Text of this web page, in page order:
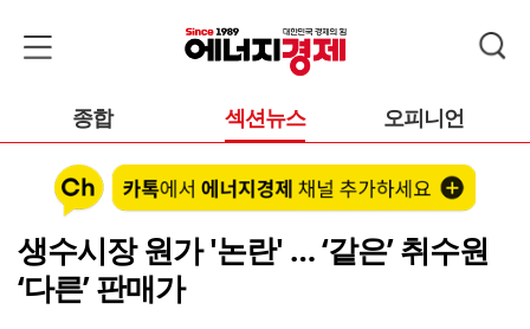
종합 섹션뉴스 오피니언
생수시장 원가 '논란' … ‘같은’ 취수원
‘다른’ 판매가